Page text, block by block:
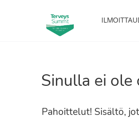
Sinulla ei ole
Pahoittelut! Sisältö,